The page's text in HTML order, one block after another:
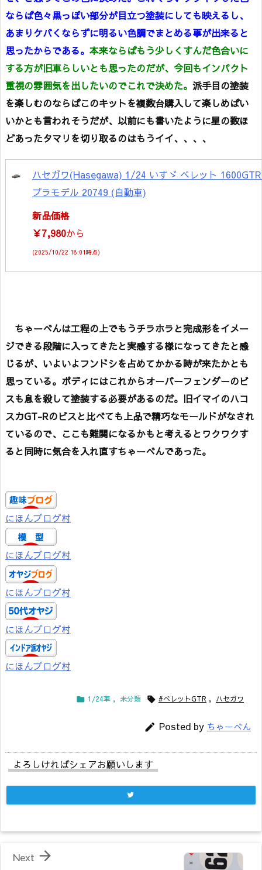
ならば色々黒っぽい部分が目立つ塗装にしても映えるし、
あまりケバくならずに明るい色調でまとめる事が出来ると
思ったからである。本来ならばもう少しくすんだ色合いに
する方が旧車らしいとも思ったのだが、今回もインパクト
重視の雰囲気を出したいのでこれで決めた。 派手目の塗装
を楽しむのならばこのキットを複数台購入して楽しめばい
いかとも言われそうだが、以前にも書いたように星の数ほ
どあったタマリを切り取るのはもうイイ、、、、
ハセガワ(Hasegawa) 1/24 いすゞ ベレット
プラモデル 20749 (自動車)
新品価格
￥7,980から
(2025/10/22 18:01時点)
ちゃーべんは工程の上でもうチラホラと完成形をイメー
ジできる段階に入ってきたと実感する様になってきたと感
じるが、いよいよフンドシを占めてかかる時が来たかとも
思っている。ボディにはこれからオーバーフェンダーのビ
スも息を殺して塗装する必要があるのだ。旧イマイのハコ
スカGT-Rのビスと比べても上品で精巧なモールドがなされ
ているので、ここも難関になるかもと考えるとワクワクす
ると同時に気合を入れ直すちゃーべんであった。
にほんブログ村
にほんブログ村
にほんブログ村
にほんブログ村
にほんブログ村
 1/24車 , 未分類  #ベレットGTR , ハセガワ
 Posted by ちゃーべん
よろしければシェアお願いします

Next